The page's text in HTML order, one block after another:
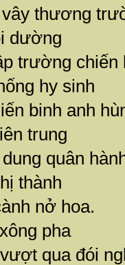
vây thương
dường
trường chiến
hy sinh
binh anh
trung
quân
thành
nở hoa.
pha
qua đói